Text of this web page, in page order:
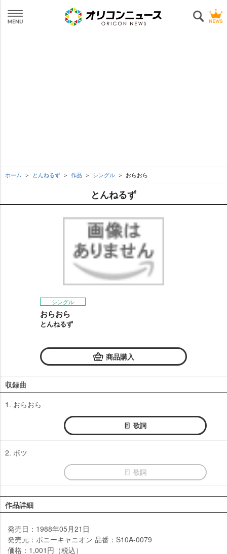
ホーム とんねるず 作品 シングル おらおら
とんねるず
シングル
おらおら
とんねるず
商品購入
収録曲
1. おらおら
歌詞
2. ボツ
歌詞
作品詳細
発売日：1988年05月21日
発売元：ポニーキャニオン 品番：S10A-0079
価格：1,001円（税込）